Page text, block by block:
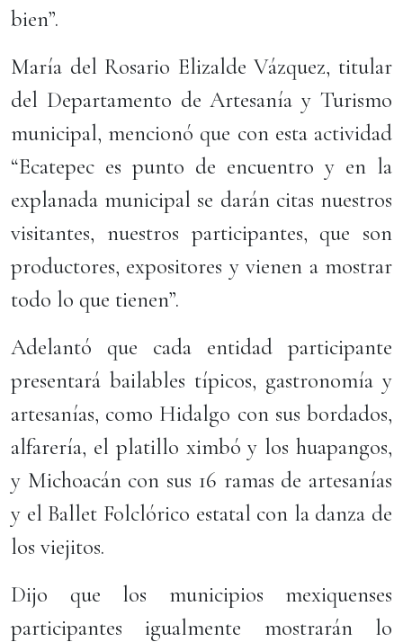
bien”.
María del Rosario Elizalde Vázquez, titular
del Departamento de Artesanía y Turismo
municipal, mencionó que con esta actividad
“Ecatepec es punto de encuentro y en la
explanada municipal se darán citas nuestros
visitantes, nuestros participantes, que son
productores, expositores y vienen a mostrar
todo lo que tienen”.
Adelantó que cada entidad participante
presentará bailables típicos, gastronomía y
artesanías, como Hidalgo con sus bordados,
alfarería, el platillo ximbó y los huapangos,
y Michoacán con sus 16 ramas de artesanías
y el Ballet Folclórico estatal con la danza de
los viejitos.
Dijo que los municipios mexiquenses
participantes igualmente mostrarán lo